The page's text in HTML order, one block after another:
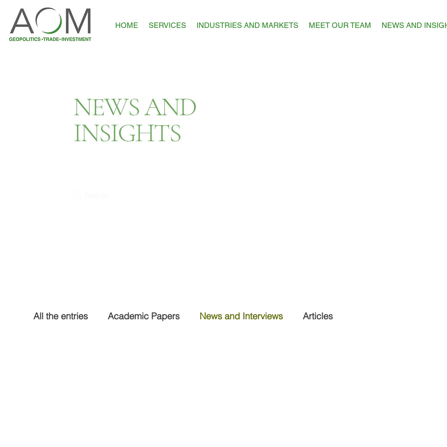
HOME SERVICES INDUSTRIES AND MARKETS MEET OUR TEAM NEWS AND
NEWS AND
INSIGHTS
All the entries Academic Papers News and Interviews Articles